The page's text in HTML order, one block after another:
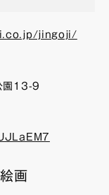
jingoji/
園13-9
画